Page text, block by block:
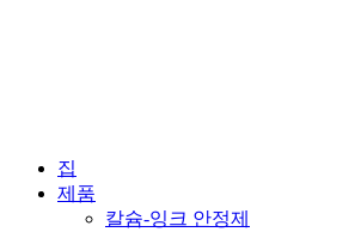
집
제품
칼슘-잉크 안정제